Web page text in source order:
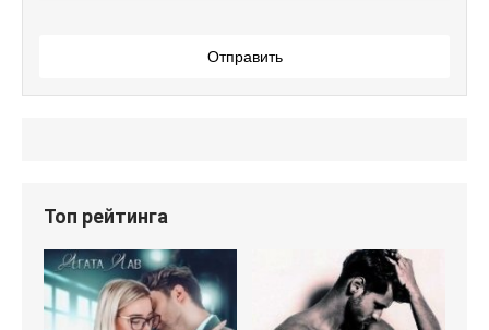
Отправить
Топ рейтинга